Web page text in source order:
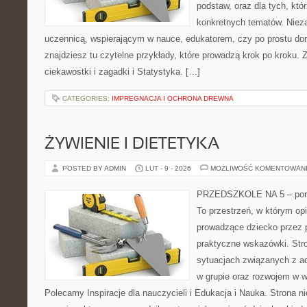
podstaw, oraz dla tych,
konkretnych tematów.
uczennicą, wspierającym w nauce, edukatorem, czy po prostu
znajdziesz tu czytelne przykłady, które prowadzą krok po kroku.
ciekawostki i zagadki i Statystyka. […]
CATEGORIES: IMPREGNACJA I OCHRONA DREWNA
ŻYWIENIE I DIETETYKA
POSTED BY ADMIN LUT - 9 - 2026 MOŻLIWOŚĆ
PRZEDSZKOLE NA 5 –
To przestrzeń, w którym
prowadzące dziecko przez
praktyczne wskazówki.
sytuacjach związanych z
w grupie oraz rozwojem w
Polecamy Inspiracje dla nauczycieli i Edukacja i Nauka. Strona